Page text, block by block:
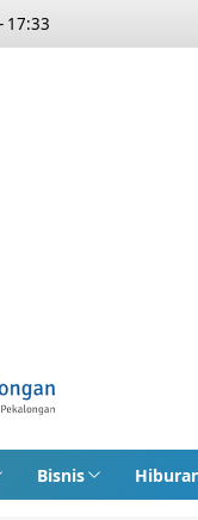
17:33
Bisnis